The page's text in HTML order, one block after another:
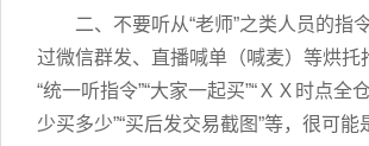
二、不要听从“老师”之类人员的指
过微信群发、直播喊单（喊麦）等烘托
“统一听指令”“大家一起买”“ＸＸ时点全
少买多少”“买后发交易截图”等，很可能